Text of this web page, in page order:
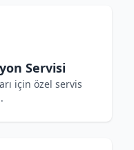
Servisi
için özel servis